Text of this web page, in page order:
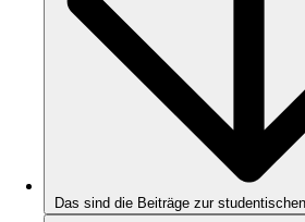
Das sind die Beiträge zur